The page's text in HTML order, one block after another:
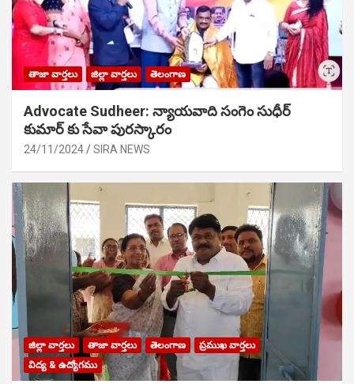
తాజా వార్తలు జిల్లా వార్తలు తెలంగాణ
Advocate Sudheer: న్యాయవాది సంగెం సుధీర్
కుమార్ కు సేవా పురస్కారం
24/11/2024 SIRA NEWS
జిల్లా వార్తలు తాజా వార్తలు తెలంగాణ
ప్రముఖ వార్తలు
విద్య & ఉద్యోగము